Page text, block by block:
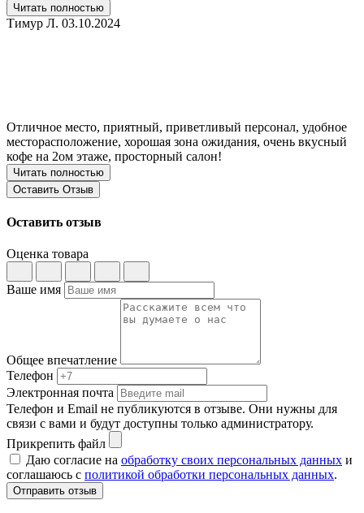
Читать полностью
Тимур Л. 03.10.2024
Отличное место, приятный, приветливый персонал, удобное
месторасположение, хорошая зона ожидания, очень вкусный
кофе на 2ом этаже, просторный салон!
Читать полностью
Оставить Отзыв
Оставить отзыв
Оценка товара
Ваше имя
Общее впечатление
Телефон
Электронная почта
Телефон и Email не публикуются в отзыве. Они нужны для
связи с вами и будут доступны только администратору.
Прикрепить файл
Даю согласие на обработку своих персональных данных и
соглашаюсь с политикой обработки персональных данных.
Отправить отзыв